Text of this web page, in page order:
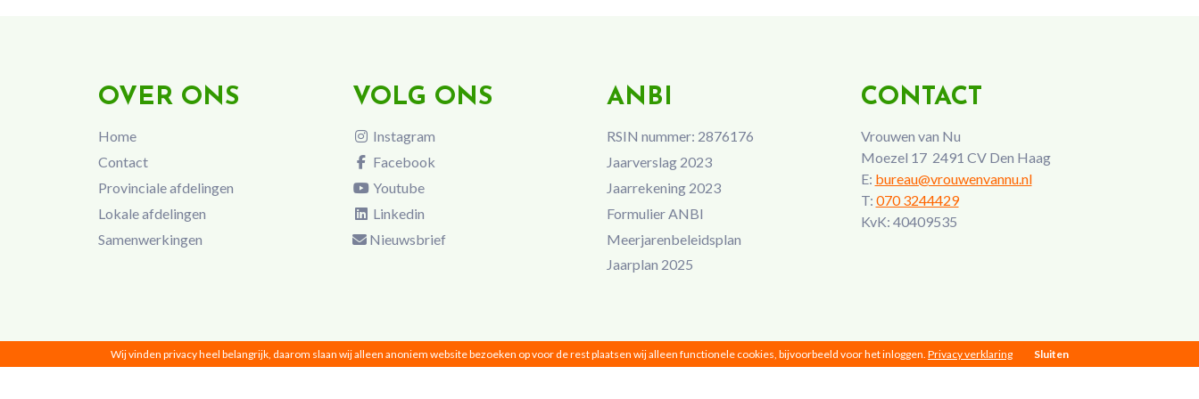
OVER ONS
Home
Contact
Provinciale afdelingen
Lokale afdelingen
Samenwerkingen
VOLG ONS
Instagram
Facebook
Youtube
Linkedin
Nieuwsbrief
ANBI
RSIN nummer: 2876176
Jaarverslag 2023
Jaarrekening 2023
Formulier ANBI
Meerjarenbeleidsplan
Jaarplan 2025
CONTACT
Vrouwen van Nu
Moezel 17 2491 CV Den Haag
E: bureau@vrouwenvannu.nl
T: 070 3244429
KvK: 40409535
Wij vinden privacy heel belangrijk, daarom slaan wij alleen anoniem website bezoeken op voor de rest plaatsen wij alleen functionele cookies, bijvoorbeeld voor het inloggen. Privacy verklaring Sluiten